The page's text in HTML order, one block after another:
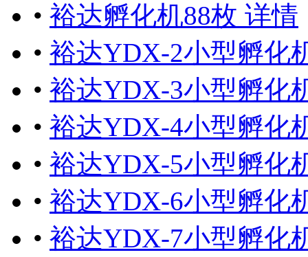
• 裕达孵化机88枚 详情
• 裕达YDX-2小型孵化
• 裕达YDX-3小型孵化
• 裕达YDX-4小型孵化
• 裕达YDX-5小型孵化
• 裕达YDX-6小型孵化
• 裕达YDX-7小型孵化